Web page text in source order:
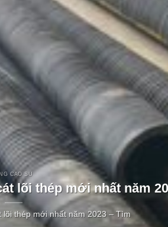
CAO SU
lõi thép mới nhất năm
lõi thép mới nhất năm 2023 – Tìm